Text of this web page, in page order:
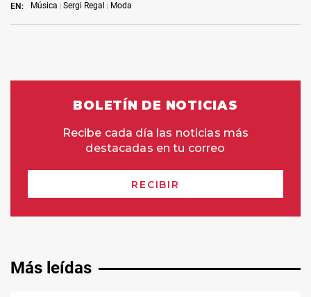
EN: Música Sergi Regal Moda
Más leídas